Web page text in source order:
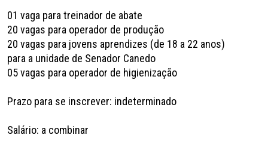
01 vaga para treinador de abate
20 vagas para operador de produção
20 vagas para jovens aprendizes (de 18 a 22 anos)
para a unidade de Senador Canedo
05 vagas para operador de higienização
Prazo para se inscrever: indeterminado
Salário: a combinar